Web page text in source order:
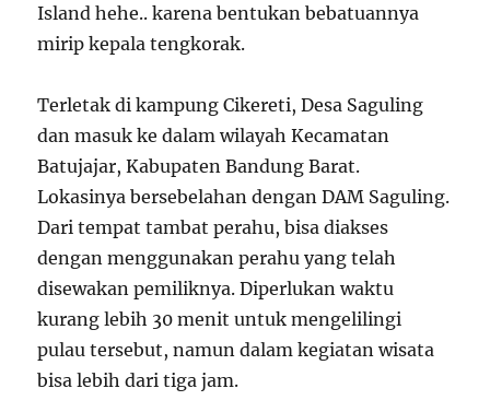
Island hehe.. karena bentukan bebatuannya
mirip kepala tengkorak.
Terletak di kampung Cikereti, Desa Saguling
dan masuk ke dalam wilayah Kecamatan
Batujajar, Kabupaten Bandung Barat.
Lokasinya bersebelahan dengan DAM Saguling.
Dari tempat tambat perahu, bisa diakses
dengan menggunakan perahu yang telah
disewakan pemiliknya. Diperlukan waktu
kurang lebih 30 menit untuk mengelilingi
pulau tersebut, namun dalam kegiatan wisata
bisa lebih dari tiga jam.